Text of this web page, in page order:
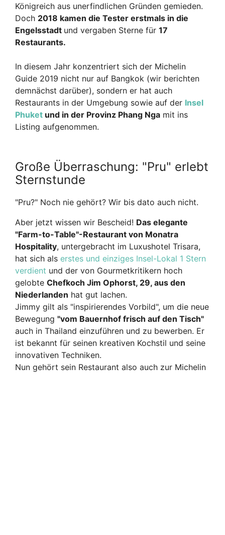
Königreich aus unerfindlichen Gründen gemieden.
Doch 2018 kamen die Tester erstmals in die
Engelsstadt und vergaben Sterne für 17
Restaurants.
In diesem Jahr konzentriert sich der Michelin
Guide 2019 nicht nur auf Bangkok (wir berichten
demnächst darüber), sondern er hat auch
Restaurants in der Umgebung sowie auf der Insel
Phuket und in der Provinz Phang Nga mit ins
Listing aufgenommen.
Große Überraschung: "Pru" erlebt
Sternstunde
"Pru?" Noch nie gehört? Wir bis dato auch nicht.
Aber jetzt wissen wir Bescheid! Das elegante
"Farm-to-Table"-Restaurant von Monatra
Hospitality, untergebracht im Luxushotel Trisara,
hat sich als erstes und einziges Insel-Lokal 1 Stern
verdient und der von Gourmetkritikern hoch
gelobte Chefkoch Jim Ophorst, 29, aus den
Niederlanden hat gut lachen.
Jimmy gilt als "inspirierendes Vorbild", um die neue
Bewegung "vom Bauernhof frisch auf den Tisch"
auch in Thailand einzuführen und zu bewerben. Er
ist bekannt für seinen kreativen Kochstil und seine
innovativen Techniken.
Nun gehört sein Restaurant also auch zur Michelin